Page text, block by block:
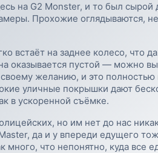
на G2 Мonster, и то был
Прохожие оглядываются,
встаёт на заднее колесо,
оказывается пустой — можно
своему желанию, и это
уличные покрышки дают
в ускоренной съёмке.
но им нет до нас
да и у впереди едущего
много, что непонятно, куда все